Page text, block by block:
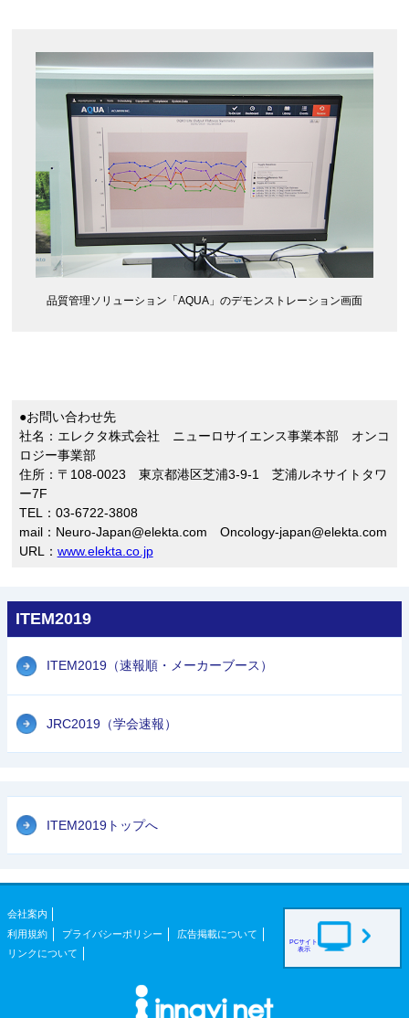
品質管理ソリューション「AQUA」のデモンストレーション画面
●お問い合わせ先
社名：エレクタ株式会社 ニューロサイエンス事業本部 オンコ
ロジー事業部
住所：〒108-0023 東京都港区芝浦3-9-1 芝浦ルネサイトタワ
ー7F
TEL：03-6722-3808
mail：Neuro-Japan@elekta.com Oncology-japan@elekta.com
URL： www.elekta.co.jp
ITEM2019
ITEM2019（速報順・メーカーブース）
JRC2019（学会速報）
ITEM2019トップへ
会社案内
利用規約
プライバシーポリシー
広告掲載について
リンクについて
PCサイト
表示